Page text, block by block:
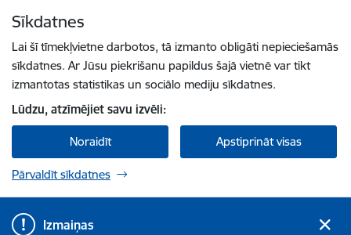
Sīkdatnes
Lai šī tīmekļvietne darbotos, tā izmanto obligāti nepieciešamās
sīkdatnes. Ar Jūsu piekrišanu papildus šajā vietnē var tikt
izmantotas statistikas un sociālo mediju sīkdatnes.
Lūdzu, atzīmējiet savu izvēli:
Noraidīt Apstiprināt visas
Pārvaldīt sīkdatnes
Izmaiņas